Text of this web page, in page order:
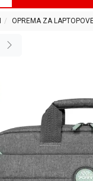
OPREMA ZA